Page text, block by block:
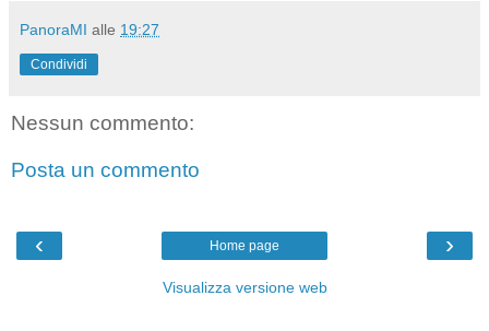
PanoraMI alle 19:27
Condividi
Nessun commento:
Posta un commento
‹ ›
Home page
Visualizza versione web